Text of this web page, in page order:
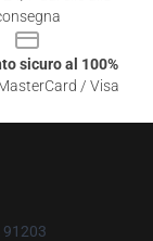
sicuro al 100%
/ Visa
91203